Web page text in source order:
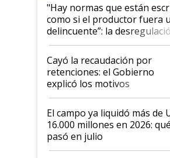
"Hay normas que están
como si el productor fuera
delincuente”: la
al Congreso Aapresid y
habló del financiamiento al
Cayó la recaudación por
retenciones: el Gobierno
explicó los motivos
El campo ya liquidó más de
16.000 millones en 2026: qué
pasó en julio